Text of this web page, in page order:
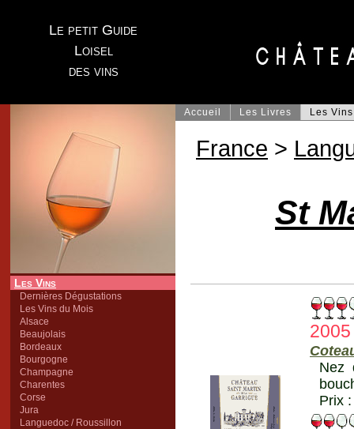
Le petit Guide
Loisel
des vins
Les Vins
Dernières Dégustations
Les Vins du Mois
Alsace
Beaujolais
Bordeaux
Bourgogne
Champagne
Charentes
Corse
Jura
Languedoc / Roussillon
Accueil Les Livres Les Vins
France >
St
2005
Nez
Prix :